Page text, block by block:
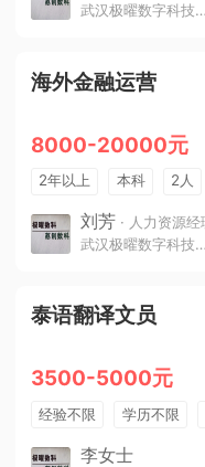
武汉极曜数字科技有限公司
海外金融运营
8000-20000元
2年以上 本科 2人
休假制度
生日福利
刘芳 · 人力资源经
武汉极曜数字科技有限公司
泰语翻译文员
3500-5000元
经验不限 学历不限
五险
李女士